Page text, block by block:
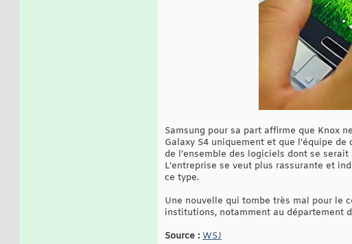
Samsung pour sa part affirme que Knox
Galaxy S4 uniquement et que l’équipe
de l’ensemble des logiciels dont se
L'entreprise se veut plus rassurante et
ce type.
Une nouvelle qui tombe très mal pour le
institutions, notamment au département
Source : WSJ